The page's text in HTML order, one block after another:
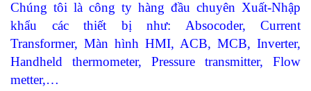
Chúng tôi là công ty hàng đầu chuyên Xuất-Nhập
khẩu các thiết bị như: Absocoder, Current
Transformer, Màn hình HMI, ACB, MCB, Inverter,
Handheld thermometer, Pressure transmitter, Flow
metter,…